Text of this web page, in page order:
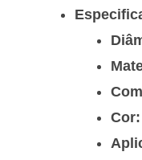
Cor: